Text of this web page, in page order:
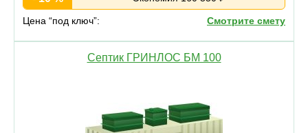
Цена “под ключ”: Смотрите смету
Септик ГРИНЛОС БМ 100